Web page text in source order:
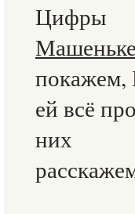
Цифры
Машеньке
ей всё про
них